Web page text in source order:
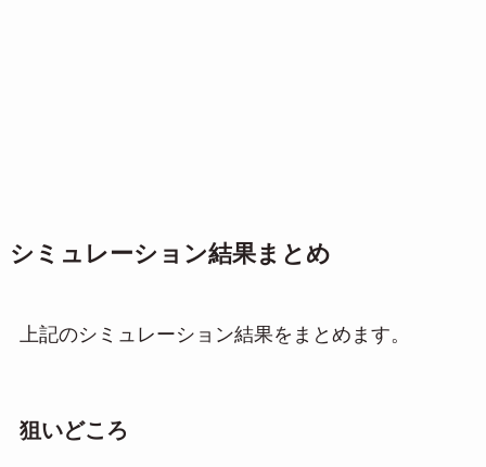
シミュレーション結果まとめ
上記のシミュレーション結果をまとめます。
狙いどころ